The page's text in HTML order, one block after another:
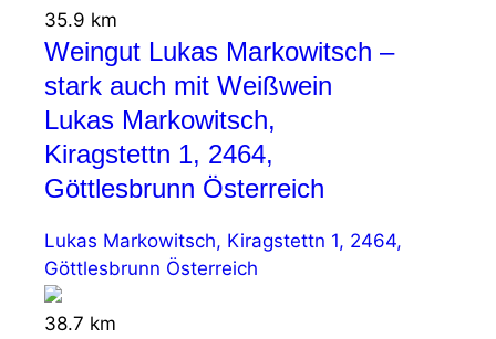
35.9 km
Weingut Lukas Markowitsch –
stark auch mit Weißwein
Lukas Markowitsch,
Kiragstettn 1, 2464,
Göttlesbrunn Österreich
Lukas Markowitsch, Kiragstettn 1, 2464,
Göttlesbrunn Österreich
38.7 km